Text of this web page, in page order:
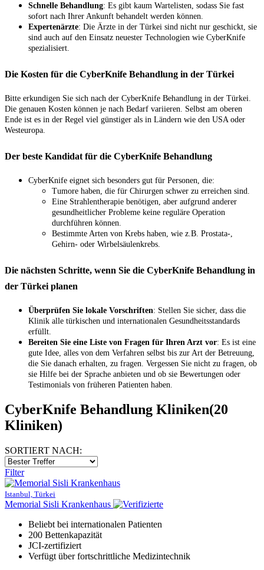
Schnelle Behandlung: Es gibt kaum Wartelisten, sodass Sie fast
sofort nach Ihrer Ankunft behandelt werden können.
Expertenärzte: Die Ärzte in der Türkei sind nicht nur geschickt, sie
sind auch auf den Einsatz neuester Technologien wie CyberKnife
spezialisiert.
Die Kosten für die CyberKnife Behandlung in der Türkei
Bitte erkundigen Sie sich nach der CyberKnife Behandlung in der Türkei.
Die genauen Kosten können je nach Bedarf variieren. Selbst am oberen
Ende ist es in der Regel viel günstiger als in Ländern wie den USA oder
Westeuropa.
Der beste Kandidat für die CyberKnife Behandlung
CyberKnife eignet sich besonders gut für Personen, die:
Tumore haben, die für Chirurgen schwer zu erreichen sind.
Eine Strahlentherapie benötigen, aber aufgrund anderer
gesundheitlicher Probleme keine reguläre Operation
durchführen können.
Bestimmte Arten von Krebs haben, wie z.B. Prostata-,
Gehirn- oder Wirbelsäulenkrebs.
Die nächsten Schritte, wenn Sie die CyberKnife Behandlung in
der Türkei planen
Überprüfen Sie lokale Vorschriften: Stellen Sie sicher, dass die
Klinik alle türkischen und internationalen Gesundheitsstandards
erfüllt.
Bereiten Sie eine Liste von Fragen für Ihren Arzt vor: Es ist eine
gute Idee, alles von dem Verfahren selbst bis zur Art der Betreuung,
die Sie danach erhalten, zu fragen. Vergessen Sie nicht zu fragen, ob
sie Hilfe bei der Sprache anbieten und ob sie Bewertungen oder
Testimonials von früheren Patienten haben.
CyberKnife Behandlung Kliniken(20
Kliniken)
SORTIERT NACH:
Filter
Istanbul, Türkei
Memorial Sisli Krankenhaus
Beliebt bei internationalen Patienten
200 Bettenkapazität
JCI-zertifiziert
Verfügt über fortschrittliche Medizintechnik